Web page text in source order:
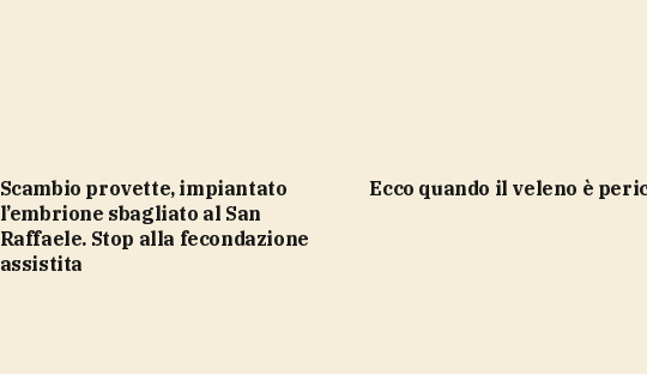
Scambio provette, impiantato
l’embrione sbagliato al San
Raffaele. Stop alla fecondazione
assistita
ecco quando il veleno è